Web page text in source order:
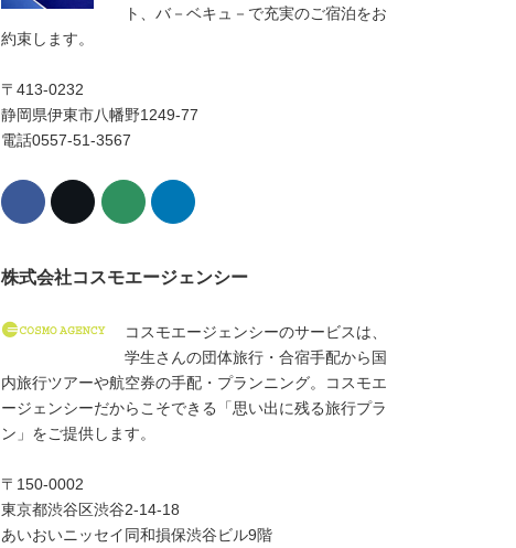
ト、バ－ベキュ－で充実のご宿泊をお
約束します。
〒413-0232
静岡県伊東市八幡野1249-77
電話0557-51-3567
株式会社コスモエージェンシー
コスモエージェンシーのサービスは、
学生さんの団体旅行・合宿手配から国
内旅行ツアーや航空券の手配・プランニング。コスモエ
ージェンシーだからこそできる「思い出に残る旅行プラ
ン」をご提供します。
〒150-0002
東京都渋谷区渋谷2-14-18
あいおいニッセイ同和損保渋谷ビル9階